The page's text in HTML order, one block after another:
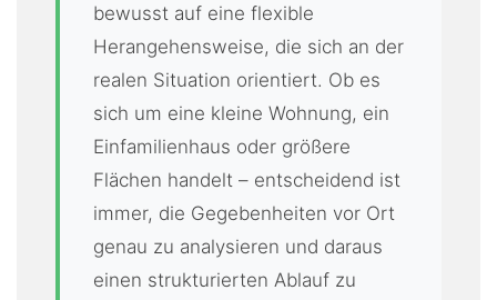
bewusst auf eine flexible
Herangehensweise, die sich an der
realen Situation orientiert. Ob es
sich um eine kleine Wohnung, ein
Einfamilienhaus oder größere
Flächen handelt – entscheidend ist
immer, die Gegebenheiten vor Ort
genau zu analysieren und daraus
einen strukturierten Ablauf zu